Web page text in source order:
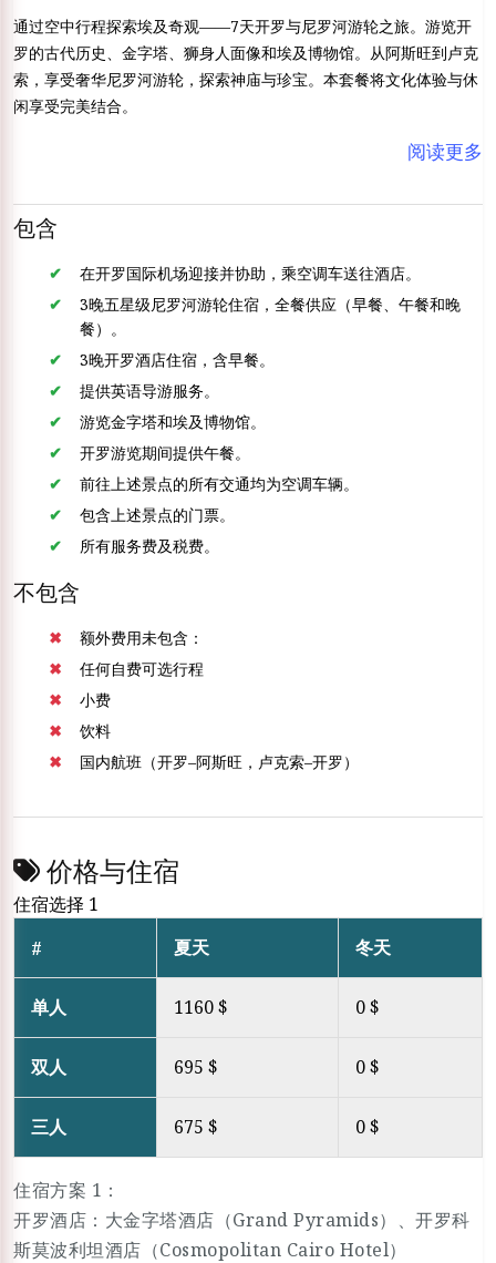
通过空中行程探索埃及奇观——7天开罗与尼罗河游轮之旅。游览开
罗的古代历史、金字塔、狮身人面像和埃及博物馆。从阿斯旺到卢克
索，享受奢华尼罗河游轮，探索神庙与珍宝。本套餐将文化体验与休
闲享受完美结合。
阅读更多
包含
在开罗国际机场迎接并协助，乘空调车送往酒店。
3晚五星级尼罗河游轮住宿，全餐供应（早餐、午餐和晚
餐）。
3晚开罗酒店住宿，含早餐。
提供英语导游服务。
游览金字塔和埃及博物馆。
开罗游览期间提供午餐。
前往上述景点的所有交通均为空调车辆。
包含上述景点的门票。
所有服务费及税费。
不包含
额外费用未包含：
任何自费可选行程
小费
饮料
国内航班（开罗–阿斯旺，卢克索–开罗）
价格与住宿
住宿选择 1
#
夏天 冬天
单人 1160 $ 0 $
双人 695 $ 0 $
三人 675 $ 0 $
住宿方案 1：
开罗酒店：大金字塔酒店（Grand Pyramids）、开罗科
斯莫波利坦酒店（Cosmopolitan Cairo Hotel）